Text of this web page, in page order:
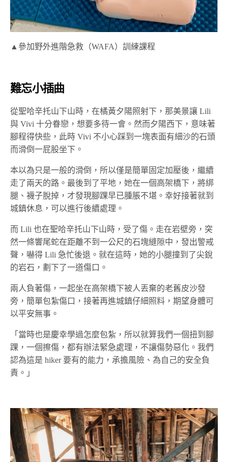
▲參加野外進階急救（WAFA）訓練課程
難忘小插曲
從聖哈辛托山下山時，在橘黃夕陽照射下，那美景讓 Lili
與 Vivi 十分眷戀，想要多待一會。然而夕陽西下，意味著
腳程得快些，此時 Vivi 不小心踩到一塊表面有細沙的石頭
而滑倒一屁股坐下。
本以為只是一般的滑倒，所以僅是簡單固定加壓後，繼續
走了兩天的路。最後到了平地，她在一個高架橋下，將綁
腿、襪子脫掉，才發現腳踝早已腫脹不堪。幸好接著就到
城鎮休息，可以進行後續處理。
而 Lili 也在聖哈辛托山下山時，受了傷。走在岩壁旁，突
然一條響尾蛇在距離不到一公尺的石塊縫隙中，發出警戒
聲，嚇得 Lili 急忙後退。就在這時，她的小腿撞到了尖銳
的岩石，劃下了一道傷口。
兩人負著傷，一起坐在高架橋下被人丟棄的老舊皮沙發
旁，簡單包紮傷口，接著再進城鎮仔細照料，期望身體可
以平安無事。
「當時也是慶幸學過怎麼包紮，所以就算我們一個扭到腳
踝，一個擦傷，都有辦法緊急處理，不讓傷勢惡化。我們
認為這是 hiker 要有的能力，承擔風險、為自己的安全負
責。」